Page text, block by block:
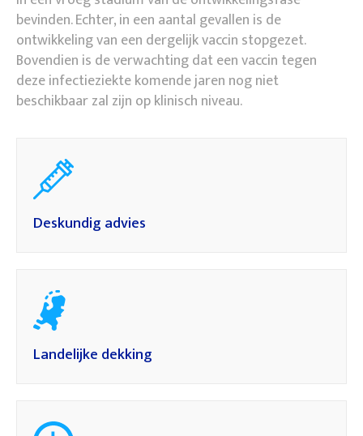
bevinden. Echter, in een aantal gevallen is de
ontwikkeling van een dergelijk vaccin stopgezet.
Bovendien is de verwachting dat een vaccin tegen
deze infectieziekte komende jaren nog niet
beschikbaar zal zijn op klinisch niveau.
Deskundig advies
Landelijke dekking